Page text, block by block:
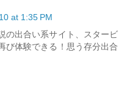
at 1:35 PM
の出合い系サイト、スタービ
び体験できる！思う存分出合